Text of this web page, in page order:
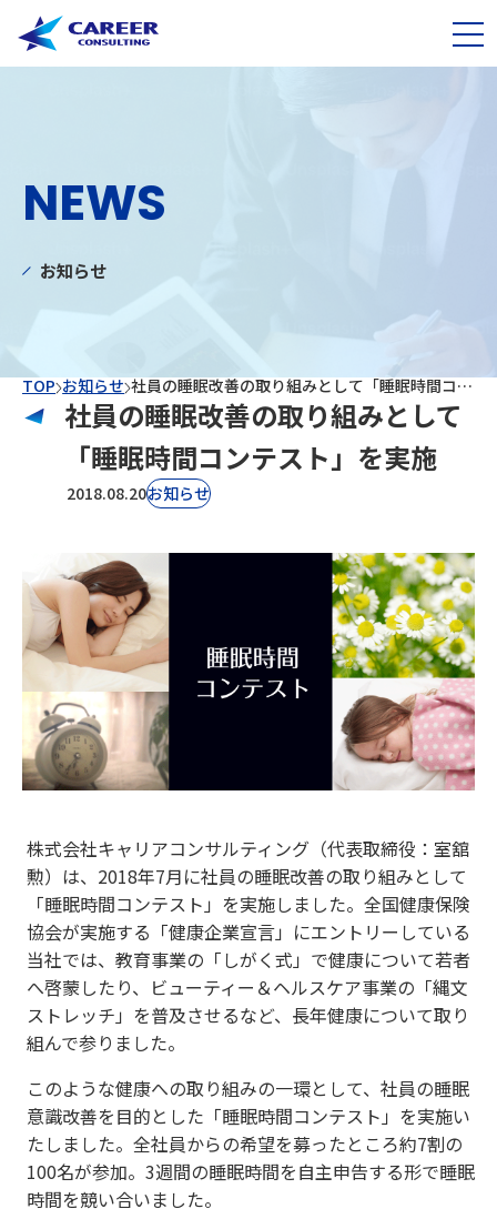
NEWS
お知らせ
TOP お知らせ 社員の睡眠改善の取り組みとして「睡眠時間コンテスト」を実施
社員の睡眠改善の取り組みとして
「睡眠時間コンテスト」を実施
2018.08.20お知らせ
株式会社キャリアコンサルティング（代表取締役：室舘
勲）は、2018年7月に社員の睡眠改善の取り組みとして
「睡眠時間コンテスト」を実施しました。全国健康保険
協会が実施する「健康企業宣言」にエントリーしている
当社では、教育事業の「しがく式」で健康について若者
へ啓蒙したり、ビューティー＆ヘルスケア事業の「縄文
ストレッチ」を普及させるなど、長年健康について取り
組んで参りました。
このような健康への取り組みの一環として、社員の睡眠
意識改善を目的とした「睡眠時間コンテスト」を実施い
たしました。全社員からの希望を募ったところ約7割の
100名が参加。3週間の睡眠時間を自主申告する形で睡眠
時間を競い合いました。